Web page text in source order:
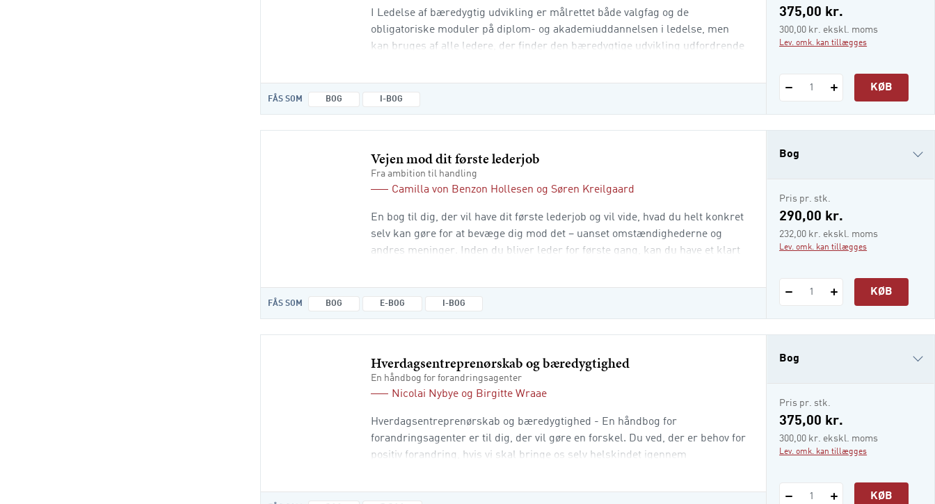
I Ledelse af bæredygtig udvikling er målrettet både valgfag og de
obligatoriske moduler på diplom- og akademiuddannelsen i ledelse, men
kan bruges af alle ledere, der finder den bæredygtige udvikling udfordrende
lederskab. På hvert område gennemgås en r
FÅS SOM BOG I-BOG
375,00 kr.
300,00 kr. ekskl. moms
Lev. omk. kan tillægges
1 KØB
Vejen mod dit første lederjob
Fra ambition til handling
Camilla von Benzon Hollesen og Søren Kreilgaard
En bog til dig, der vil have dit første lederjob og vil vide, hvad du helt konkret
selv kan gøre for at bevæge dig mod det – uanset omstændighederne og
andres meninger. Inden du bliver leder for første gang, kan du have et klart
denne bog vil du blive præsente
FÅS SOM BOG E-BOG I-BOG
Bog
e-bog
i-bog
Pris pr. stk.
290,00 kr.
232,00 kr. ekskl. moms
Lev. omk. kan tillægges
1 KØB
Hverdagsentreprenørskab og bæredygtighed
En håndbog for forandringsagenter
Nicolai Nybye og Birgitte Wraae
Hverdagsentreprenørskab og bæredygtighed - En håndbog for
forandringsagenter er til dig, der vil gøre en forskel. Du ved, der er behov for
positiv forandring, hvis vi skal bringe os selv helskindet igennem
Bog
e-bog
Pris pr. stk.
375,00 kr.
300,00 kr. ekskl. moms
Lev. omk. kan tillægges
1 KØB